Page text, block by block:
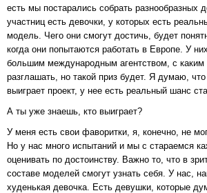
есть мы постарались собрать разнообразных
участниц есть девочки, у которых есть
модель. Чего они смогут достичь, будет
когда они попытаются работать в Европе. У
большим международным агентством, с каким
разглашать, но такой приз будет. Я думаю,
выиграет проект, у нее есть реальный шанс
А ты уже знаешь, кто выиграет?
У меня есть свои фаворитки, я, конечно, не
Но у нас много испытаний и мы с стараемся
оценивать по достоинству. Важно то, что в
составе моделей смогут узнать себя. У нас,
худенькая девочка. Есть девушки, которые